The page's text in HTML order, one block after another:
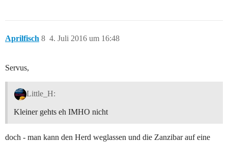
Aprilfisch 4. Juli 2016 um 16:48
8
Servus,
Little_H:
Kleiner gehts eh IMHO nicht
doch - man kann den Herd weglassen und die Zanzibar auf eine